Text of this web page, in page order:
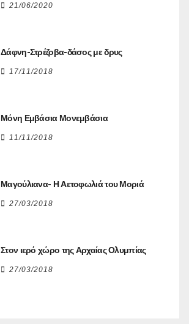
21/06/2020
Δάφνη-Στρέζοβα-δάσος με δρυς
17/11/2018
Μόνη Εμβάσια Μονεμβάσια
11/11/2018
Μαγούλιανα- Η Αετοφωλιά του Μοριά
27/03/2018
Στον ιερό χώρο της Αρχαίας Ολυμπίας
27/03/2018